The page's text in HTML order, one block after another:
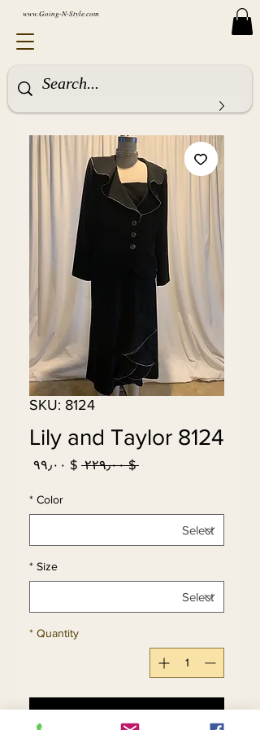
www.Going-N-Style.com
SKU: 8124
Lily and Taylor 8124
$ ۲۲۹٫۰۰
Regular
$ ۹۹٫۰۰
Sale
Color
*
Size
*
Quantity
*
Add to Cart